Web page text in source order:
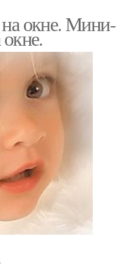
окне. Мини-